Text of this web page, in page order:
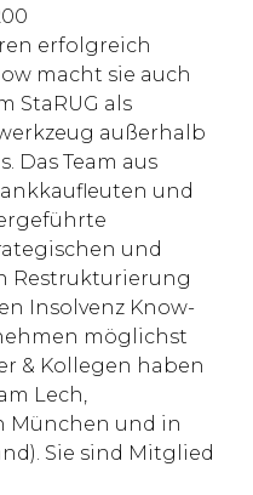
erfolgreich
macht sie auch
StaRUG als
außerhalb
Das Team aus
und
und
Restrukturierung
Insolvenz Know-
möglichst
& Kollegen haben
Lech,
München und in
Sie sind Mitglied